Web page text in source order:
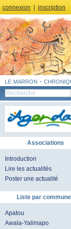
connexion inscription
le marron -
Associations
Introduction
Lire les actualités
Poster une actualité
Liste par
Apatou
Awala-Yalimapo